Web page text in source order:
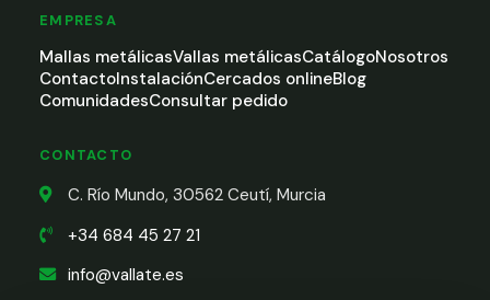
EMPRESA
Mallas metálicasVallas metálicasCatálogoNosotros
ContactoInstalaciónCercados onlineBlog
ComunidadesConsultar pedido
CONTACTO
C. Río Mundo, 30562 Ceutí, Murcia
+34 684 45 27 21
info@vallate.es